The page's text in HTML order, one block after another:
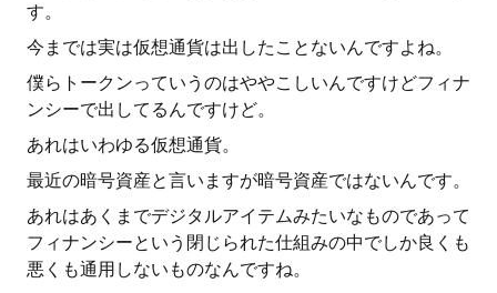
す。
今までは実は仮想通貨は出したことないんですよね。
僕らトークンっていうのはややこしいんですけどフィナ
ンシーで出してるんですけど。
あれはいわゆる仮想通貨。
最近の暗号資産と言いますが暗号資産ではないんです。
あれはあくまでデジタルアイテムみたいなものであって
フィナンシーという閉じられた仕組みの中でしか良くも
悪くも通用しないものなんですね。